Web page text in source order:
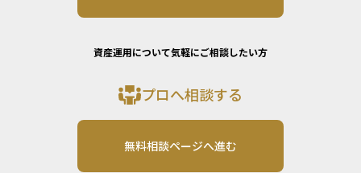
資産運用について気軽にご相談したい方
プロへ相談する
無料相談ページへ進む